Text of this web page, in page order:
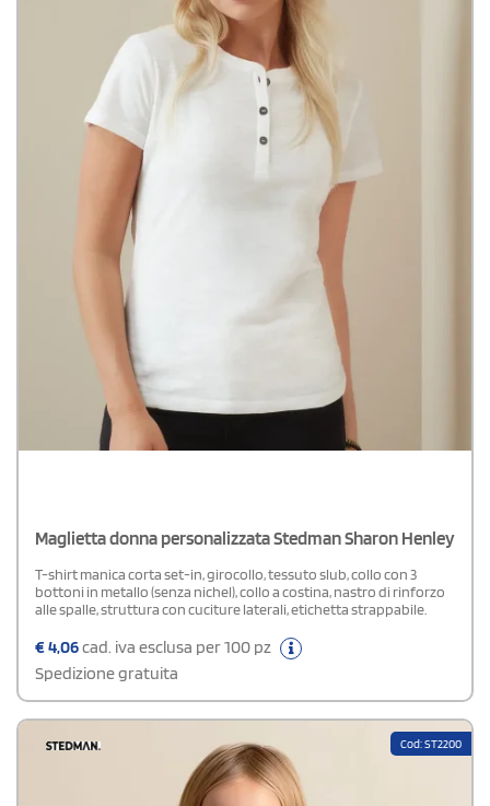
Maglietta donna personalizzata Stedman Sharon Henley
T-shirt manica corta set-in, girocollo, tessuto slub, collo con 3
bottoni in metallo (senza nichel), collo a costina, nastro di rinforzo
alle spalle, struttura con cuciture laterali, etichetta strappabile.
€4,06cad. iva esclusa per 100 pz
Spedizione gratuita
Cod: ST2200